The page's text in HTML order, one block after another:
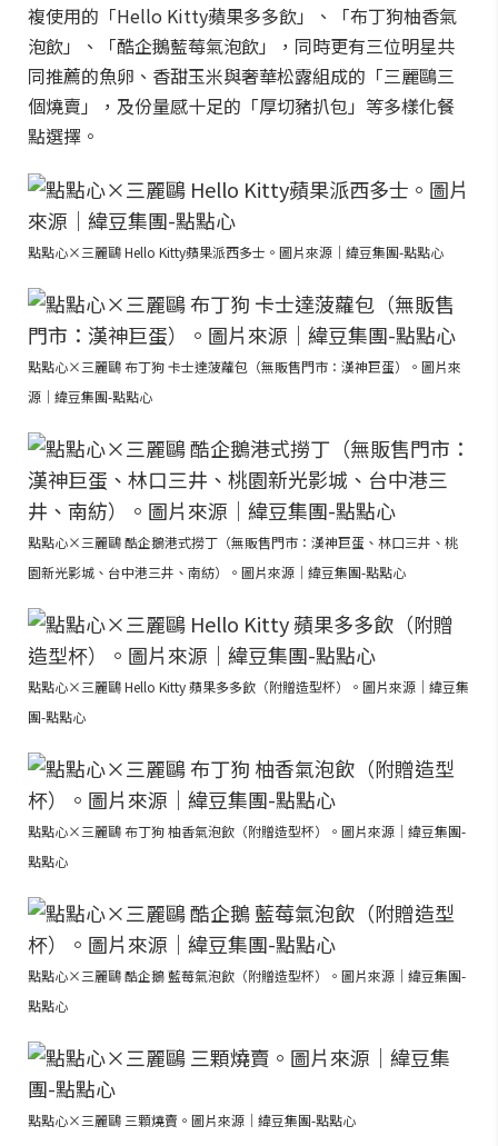
複使用的「Hello Kitty蘋果多多飲」、「布丁狗柚香氣
泡飲」、「酷企鵝藍莓氣泡飲」，同時更有三位明星共
同推薦的魚卵、香甜玉米與奢華松露組成的「三麗鷗三
個燒賣」，及份量感十足的「厚切豬扒包」等多樣化餐
點選擇。
點點心×三麗鷗 Hello Kitty蘋果派西多士。圖片來源｜緯豆集團-點點心
點點心×三麗鷗 布丁狗 卡士達菠蘿包（無販售門市：漢神巨蛋）。圖片來
源｜緯豆集團-點點心
點點心×三麗鷗 酷企鵝港式撈丁（無販售門市：漢神巨蛋、林口三井、桃
園新光影城、台中港三井、南紡）。圖片來源｜緯豆集團-點點心
點點心×三麗鷗 Hello Kitty 蘋果多多飲（附贈造型杯）。圖片來源｜緯豆集
團-點點心
點點心×三麗鷗 布丁狗 柚香氣泡飲（附贈造型杯）。圖片來源｜緯豆集團-
點點心
點點心×三麗鷗 酷企鵝 藍莓氣泡飲（附贈造型杯）。圖片來源｜緯豆集團-
點點心
點點心×三麗鷗 三顆燒賣。圖片來源｜緯豆集團-點點心